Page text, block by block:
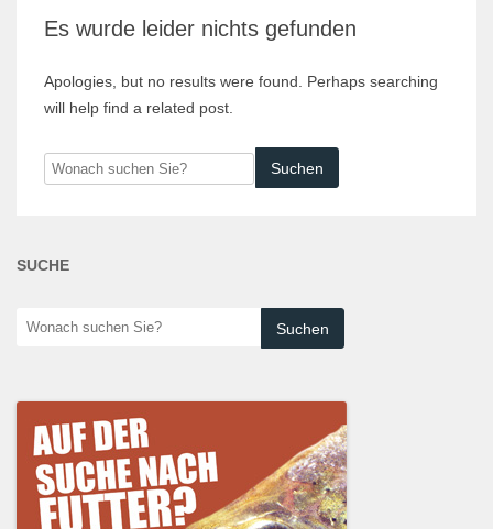
Es wurde leider nichts gefunden
Apologies, but no results were found. Perhaps searching
will help find a related post.
Wonach
suchen
SUCHE
Wonach